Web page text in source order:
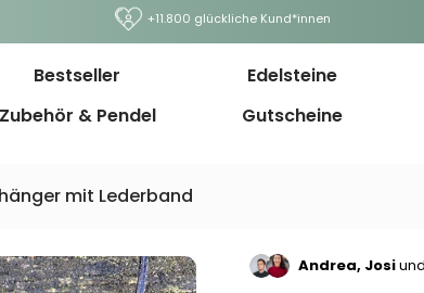
+11.800 glückliche Kund*innen
Bestseller Edelsteine
Zubehör & Pendel Gutscheine
mit Lederband
Andrea, Josiund